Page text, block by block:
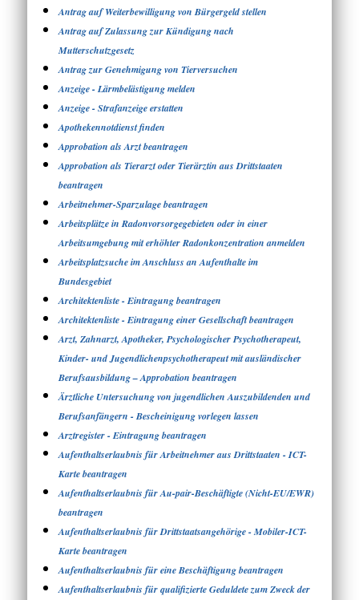
Antrag auf Weiterbewilligung von Bürgergeld stellen
Antrag auf Zulassung zur Kündigung nach
Mutterschutzgesetz
Antrag zur Genehmigung von Tierversuchen
Anzeige - Lärmbelästigung melden
Anzeige - Strafanzeige erstatten
Apothekennotdienst finden
Approbation als Arzt beantragen
Approbation als Tierarzt oder Tierärztin aus Drittstaaten
beantragen
Arbeitnehmer-Sparzulage beantragen
Arbeitsplätze in Radonvorsorgegebieten oder in einer
Arbeitsumgebung mit erhöhter Radonkonzentration anmelden
Arbeitsplatzsuche im Anschluss an Aufenthalte im
Bundesgebiet
Architektenliste - Eintragung beantragen
Architektenliste - Eintragung einer Gesellschaft beantragen
Arzt, Zahnarzt, Apotheker, Psychologischer Psychotherapeut,
Kinder- und Jugendlichenpsychotherapeut mit ausländischer
Berufsausbildung – Approbation beantragen
Ärztliche Untersuchung von jugendlichen Auszubildenden und
Berufsanfängern - Bescheinigung vorlegen lassen
Arztregister - Eintragung beantragen
Aufenthaltserlaubnis für Arbeitnehmer aus Drittstaaten - ICT-
Karte beantragen
Aufenthaltserlaubnis für Au-pair-Beschäftigte (Nicht-EU/EWR)
beantragen
Aufenthaltserlaubnis für Drittstaatsangehörige - Mobiler-ICT-
Karte beantragen
Aufenthaltserlaubnis für eine Beschäftigung beantragen
Aufenthaltserlaubnis für qualifizierte Geduldete zum Zweck der